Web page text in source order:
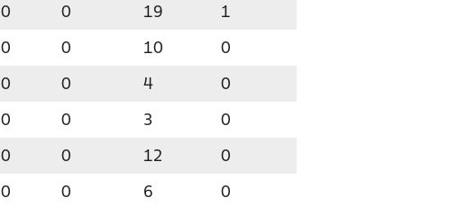
0 0 19 1
0 0 10 0
0 0 4 0
0 0 3 0
0 0 12 0
0 0 6 0